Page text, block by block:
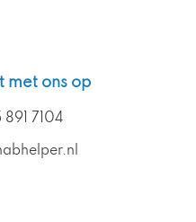
met ons op
891 7104